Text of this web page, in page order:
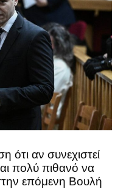
ότι αν συνεχιστεί
πολύ πιθανό να
επόμενη Βουλή